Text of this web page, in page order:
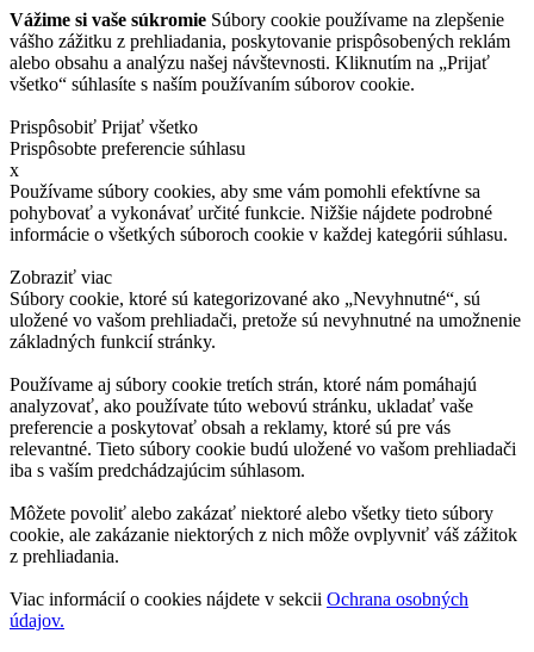
Vážime si vaše súkromie Súbory cookie používame na zlepšenie
vášho zážitku z prehliadania, poskytovanie prispôsobených reklám
alebo obsahu a analýzu našej návštevnosti. Kliknutím na „Prijať
všetko“ súhlasíte s naším používaním súborov cookie.
Prispôsobiť Prijať všetko
Prispôsobte preferencie súhlasu
x
Používame súbory cookies, aby sme vám pomohli efektívne sa
pohybovať a vykonávať určité funkcie. Nižšie nájdete podrobné
informácie o všetkých súboroch cookie v každej kategórii súhlasu.
Zobraziť viac
Súbory cookie, ktoré sú kategorizované ako „Nevyhnutné“, sú
uložené vo vašom prehliadači, pretože sú nevyhnutné na umožnenie
základných funkcií stránky.
Používame aj súbory cookie tretích strán, ktoré nám pomáhajú
analyzovať, ako používate túto webovú stránku, ukladať vaše
preferencie a poskytovať obsah a reklamy, ktoré sú pre vás
relevantné. Tieto súbory cookie budú uložené vo vašom prehliadači
iba s vaším predchádzajúcim súhlasom.
Môžete povoliť alebo zakázať niektoré alebo všetky tieto súbory
cookie, ale zakázanie niektorých z nich môže ovplyvniť váš zážitok
z prehliadania.
Viac informácií o cookies nájdete v sekcii Ochrana osobných
údajov.